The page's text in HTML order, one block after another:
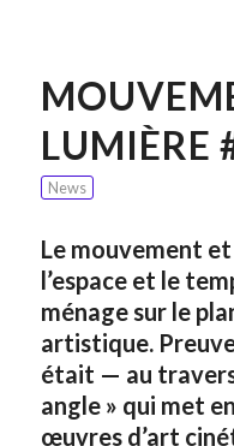
LUMIÈRE
News
Le mouvement
l’espace et le
ménage sur le
artistique.
était — au travers
angle » qui met
œuvres d’art